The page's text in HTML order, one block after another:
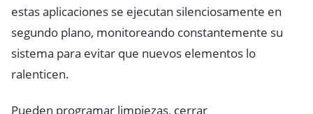
estas aplicaciones se ejecutan silenciosamente en
segundo plano, monitoreando constantemente su
sistema para evitar que nuevos elementos lo
ralenticen.
Pueden programar limpiezas, cerrar